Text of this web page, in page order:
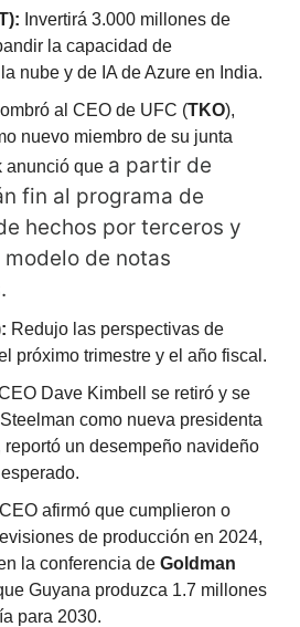
Invertirá 3.000 millones de
la capacidad de
nube y de IA de Azure en India.
al CEO de UFC (TKO),
nuevo miembro de su junta
anunció que a partir de
fin al programa de
hechos por terceros y
modelo de notas
Redujo las perspectivas de
próximo trimestre y el año fiscal.
Dave Kimbell se retiró y se
como nueva presidenta
reportó un desempeño navideño
afirmó que cumplieron o
de producción en 2024,
la conferencia de Goldman
Guyana produzca 1.7 millones
para 2030.